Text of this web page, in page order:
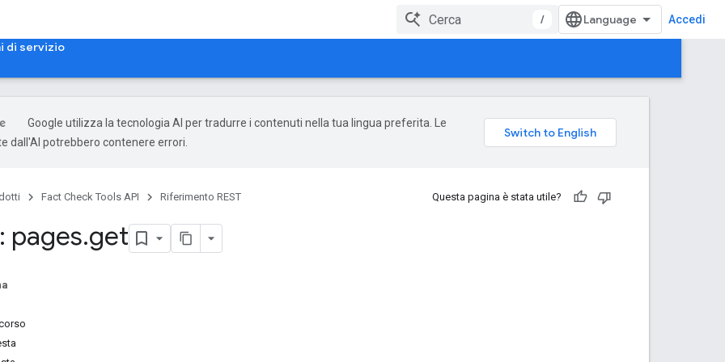
/ Accedi
di servizio
Google utilizza la tecnologia AI per tradurre i contenuti nella tua lingua preferita. Le
dall'AI potrebbero contenere errori.
Fact Check Tools API Riferimento REST Questa pagina è stata utile?
pages.get